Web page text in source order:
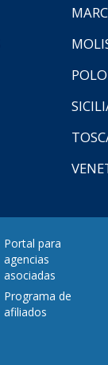
Portal para
agencias
asociadas
Programa de
afiliados